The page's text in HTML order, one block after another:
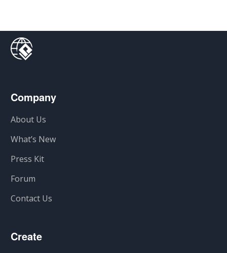
Company
About Us
What’s New
Press Kit
Forum
Contact Us
Create